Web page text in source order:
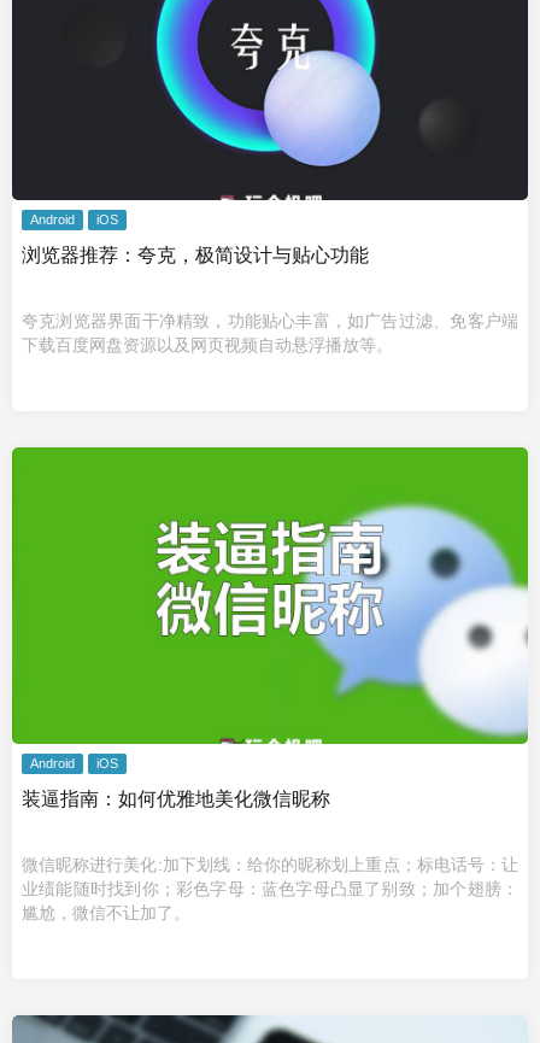
Android iOS
浏览器推荐：夸克，极简设计与贴心功能
夸克浏览器界面干净精致，功能贴心丰富，如广告过滤、免客户端
下载百度网盘资源以及网页视频自动悬浮播放等。
Android iOS
装逼指南：如何优雅地美化微信昵称
微信昵称进行美化:加下划线：给你的昵称划上重点；标电话号：让
业绩能随时找到你；彩色字母：蓝色字母凸显了别致；加个翅膀：
尴尬，微信不让加了。